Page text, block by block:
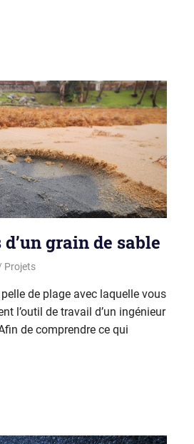
grain de sable
Projets
de plage avec laquelle vous
l’outil de travail d’un ingénieur
de comprendre ce qui